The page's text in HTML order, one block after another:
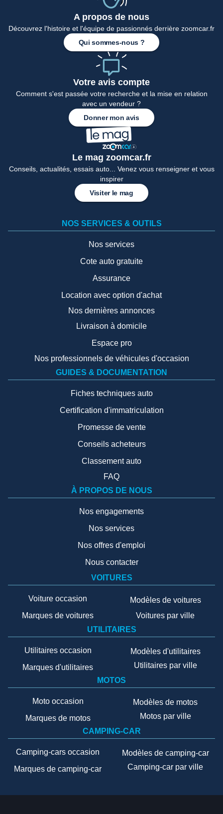
A propos de nous
Découvrez l'histoire et l'équipe de passionnés derrière zoomcar.fr
Qui sommes-nous ?
Votre avis compte
Comment s'est passée votre recherche et la mise en relation
avec un vendeur ?
Donner mon avis
Le mag zoomcar.fr
Conseils, actualités, essais auto... Venez vous renseigner et vous
inspirer
Visiter le mag
NOS SERVICES & OUTILS
Nos services
Cote auto gratuite
Assurance
Location avec option d'achat
Nos dernières annonces
Livraison à domicile
Espace pro
Nos professionnels de véhicules d'occasion
GUIDES & DOCUMENTATION
Fiches techniques auto
Certification d'immatriculation
Promesse de vente
Conseils acheteurs
Classement auto
FAQ
À PROPOS DE NOUS
Nos engagements
Nos services
Nos offres d'emploi
Nous contacter
VOITURES
Voiture occasion
Marques de voitures
Modèles de voitures
Voitures par ville
UTILITAIRES
Utilitaires occasion
Marques d'utilitaires
Modèles d'utilitaires
Utilitaires par ville
MOTOS
Moto occasion
Marques de motos
Modèles de motos
Motos par ville
CAMPING-CAR
Camping-cars occasion
Marques de camping-car
Modèles de camping-car
Camping-car par ville